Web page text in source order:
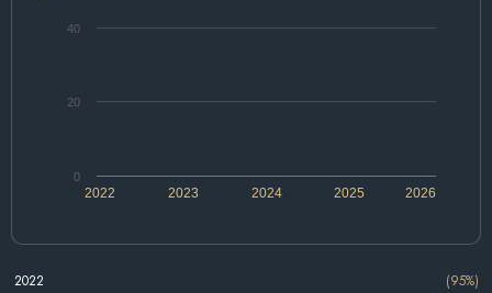
2022 2024 2026
2023 2025
0
20
40
2022
(95%)